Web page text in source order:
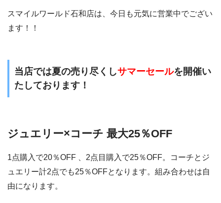
スマイルワールド石和店は、今日も元気に営業中でござい
ます！！
当店では夏の売り尽くしサマーセールを開催い
たしております！
ジュエリー×コーチ 最大25％OFF
1点購入で20％OFF 、2点目購入で25％OFF。コーチとジ
ュエリー計2点でも25％OFFとなります。組み合わせは自
由になります。